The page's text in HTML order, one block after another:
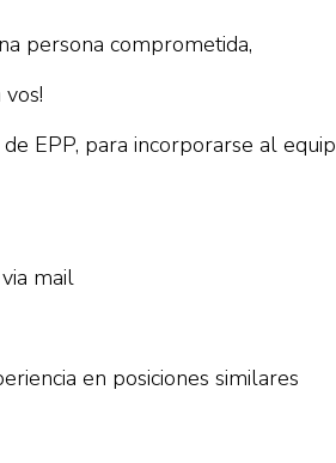
persona comprometida,
EPP, para incorporarse al
mail
en posiciones similares